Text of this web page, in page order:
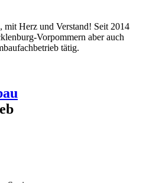
mit Herz und Verstand! Seit 2014
Vorpommern aber auch
tätig.